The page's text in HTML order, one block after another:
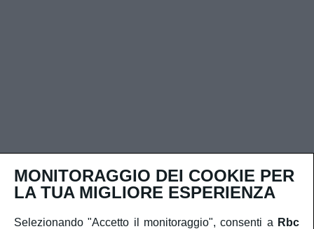
Contatti rapidi
MONITORAGGIO DEI COOKIE PER
LA TUA MIGLIORE ESPERIENZA
Selezionando "Accetto il monitoraggio", consenti a Rbc